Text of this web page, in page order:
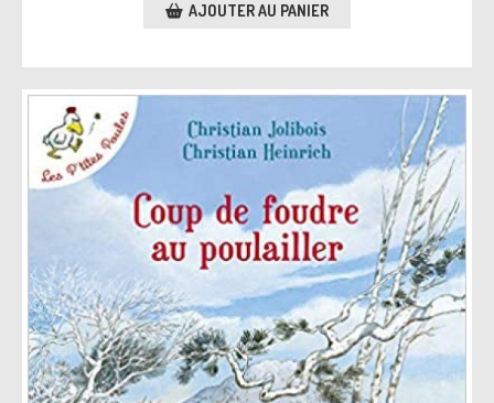
AJOUTER AU PANIER